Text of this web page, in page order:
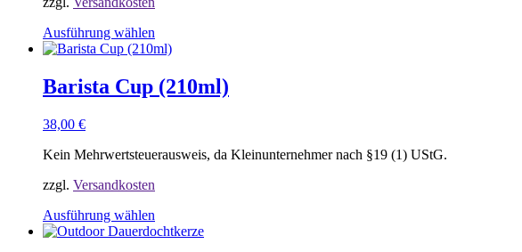
Ausführung wählen
Dieses
weist
mehrere
auf.
Optionen
können
auf
der
Produktseite
gewählt
Barista Cup (210ml)
38,00 €
Kein Mehrwertsteuerausweis, da Kleinunternehmer nach §19 (1) UStG.
zzgl. Versandkosten
Ausführung wählen
Dieses